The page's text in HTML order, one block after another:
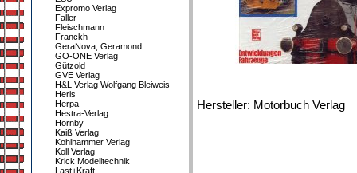
Expromo Verlag
Faller
Fleischmann
Franckh
GeraNova, Geramond
GO-ONE Verlag
Gützold
GVE Verlag
H&L Verlag Wolfgang Bleiweis
Heris
Herpa
Hestra-Verlag
Hornby
Kaiß Verlag
Kohlhammer Verlag
Koll Verlag
Krick Modelltechnik
Last+Kraft
Hersteller: Motorbuch Verlag